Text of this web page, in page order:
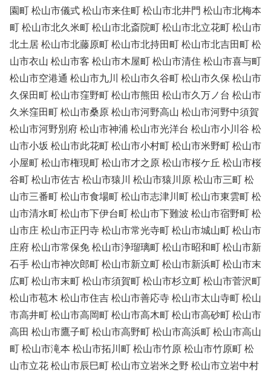
園町 松山市儀式 松山市来住町 松山市北井門 松山市北梅本
町 松山市北久米町 松山市北斎院町 松山市北立花町 松山市
北土居 松山市北藤原町 松山市北持田町 松山市北吉田町 松
山市衣山 松山市客 松山市木屋町 松山市清住 松山市喜与町
松山市空港通 松山市九川 松山市久谷町 松山市久保 松山市
久保田町 松山市窪野町 松山市熊田 松山市久万ノ台 松山市
久米窪田町 松山市桑原 松山市河野高山 松山市河野中須賀
松山市河野別府 松山市神浦 松山市光洋台 松山市小川谷 松
山市小坂 松山市此花町 松山市小村町 松山市米野町 松山市
小屋町 松山市権現町 松山市才之原 松山市桜ケ丘 松山市桜
谷町 松山市佐古 松山市猿川 松山市猿川原 松山市三町 松
山市三番町 松山市食場町 松山市志津川町 松山市東雲町 松
山市清水町 松山市下伊台町 松山市下難波 松山市宿野町 松
山市庄 松山市正円寺 松山市常光寺町 松山市城山町 松山市
庄府 松山市常保免 松山市浄瑠璃町 松山市昭和町 松山市新
石手 松山市神次郎町 松山市新立町 松山市新浜町 松山市末
広町 松山市末町 松山市須賀町 松山市杉立町 松山市菅沢町
松山市苞木 松山市住吉 松山市善応寺 松山市太山寺町 松山
市高井町 松山市高岡町 松山市高木町 松山市高砂町 松山市
高田 松山市鷹子町 松山市高野町 松山市高浜町 松山市高山
町 松山市滝本 松山市拓川町 松山市竹原 松山市竹原町 松
山市立花 松山市辰巳町 松山市立岩米之野 松山市立岩中村